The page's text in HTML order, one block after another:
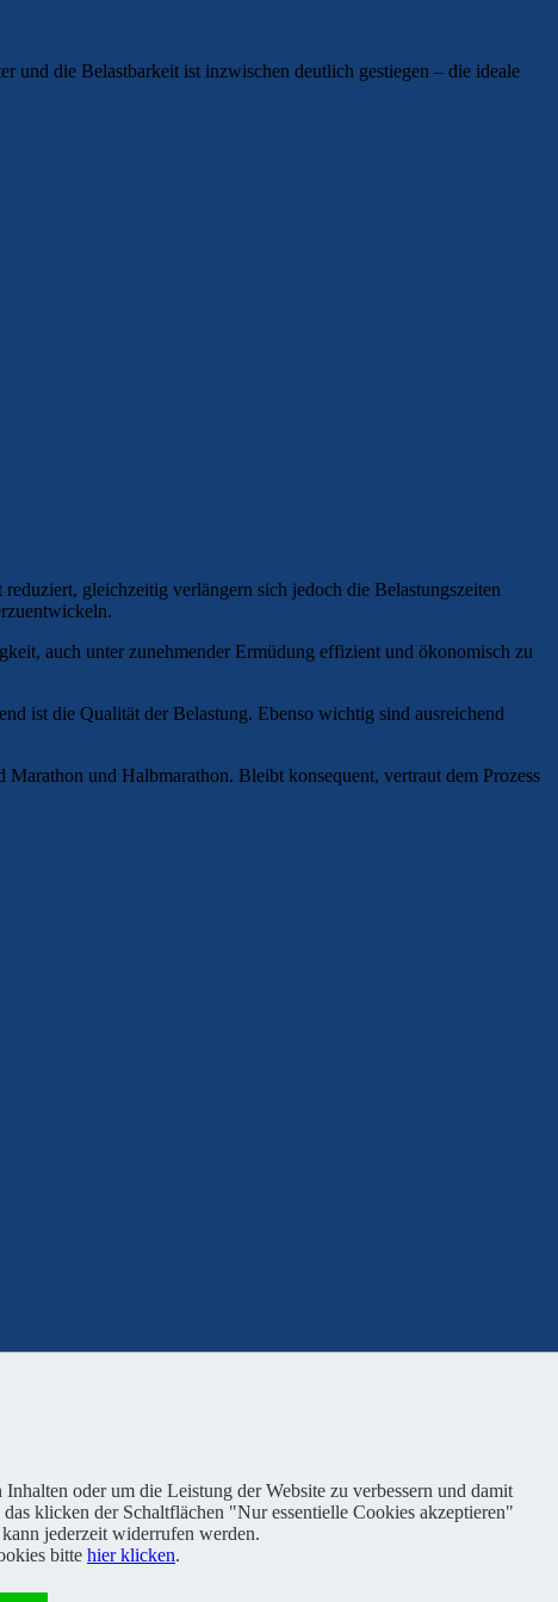
und die Belastbarkeit ist inzwischen deutlich gestiegen – die ideale
gleichzeitig verlängern sich jedoch die Belastungszeiten
auch unter zunehmender Ermüdung effizient und ökonomisch zu
ist die Qualität der Belastung. Ebenso wichtig sind ausreichend
und Halbmarathon. Bleibt konsequent, vertraut dem Prozess
oder um die Leistung der Website zu verbessern und damit
klicken der Schaltflächen "Nur essentielle Cookies akzeptieren"
jederzeit widerrufen werden.
bitte hier klicken.